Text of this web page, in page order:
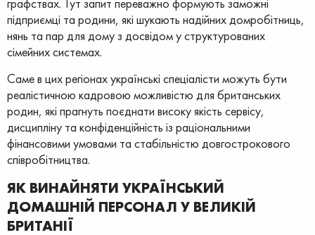
підприємці та родини, які шукають надійних домробітниць,
нянь та пар для дому з досвідом у структурованих
сімейних системах.
Саме в цих регіонах українські спеціалісти можуть бути
реалістичною кадровою можливістю для британських
родин, які прагнуть поєднати високу якість сервісу,
дисципліну та конфіденційність із раціональними
фінансовими умовами та стабільністю довгострокового
співробітництва.
ЯК ВИНАЙНЯТИ УКРАЇНСЬКИЙ
ДОМАШНІЙ ПЕРСОНАЛ У ВЕЛИКІЙ
БРИТАНІЇ